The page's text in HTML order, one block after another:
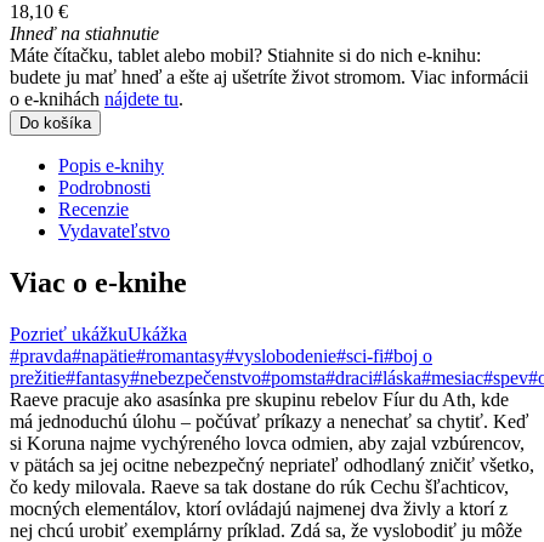
18,10 €
Ihneď na stiahnutie
Máte čítačku, tablet alebo mobil? Stiahnite si do nich e-knihu:
budete ju mať hneď a ešte aj ušetríte život stromom. Viac informácii
o e-knihách nájdete tu.
Do košíka
Popis e-knihy
Podrobnosti
Recenzie
Vydavateľstvo
Viac o e-knihe
Pozrieť ukážkuUkážka
#pravda#napätie#romantasy#vyslobodenie#sci-fi#boj o
prežitie#fantasy#nebezpečenstvo#pomsta#draci#láska#mesiac#spev
Raeve pracuje ako asasínka pre skupinu rebelov Fíur du Ath, kde
má jednoduchú úlohu – počúvať príkazy a nenechať sa chytiť. Keď
si Koruna najme vychýreného lovca odmien, aby zajal vzbúrencov,
v pätách sa jej ocitne nebezpečný nepriateľ odhodlaný zničiť všetko,
čo kedy milovala. Raeve sa tak dostane do rúk Cechu šľachticov,
mocných elementálov, ktorí ovládajú najmenej dva živly a ktorí z
nej chcú urobiť exemplárny príklad. Zdá sa, že vyslobodiť ju môže